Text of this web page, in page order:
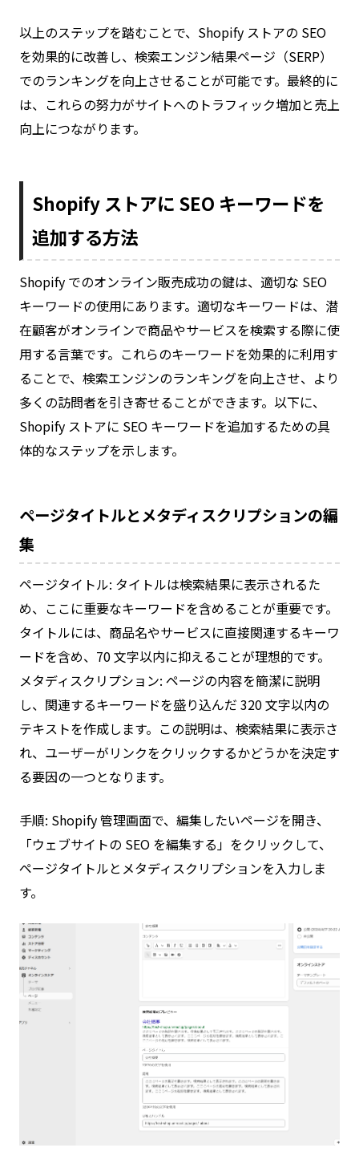
以上のステップを踏むことで、Shopify ストアの SEO
を効果的に改善し、検索エンジン結果ページ（SERP）
でのランキングを向上させることが可能です。最終的に
は、これらの努力がサイトへのトラフィック増加と売上
向上につながります。
Shopify ストアに SEO キーワードを
追加する方法
Shopify でのオンライン販売成功の鍵は、適切な SEO
キーワードの使用にあります。適切なキーワードは、潜
在顧客がオンラインで商品やサービスを検索する際に使
用する言葉です。これらのキーワードを効果的に利用す
ることで、検索エンジンのランキングを向上させ、より
多くの訪問者を引き寄せることができます。以下に、
Shopify ストアに SEO キーワードを追加するための具
体的なステップを示します。
ページタイトルとメタディスクリプションの編
集
ページタイトル: タイトルは検索結果に表示されるた
め、ここに重要なキーワードを含めることが重要です。
タイトルには、商品名やサービスに直接関連するキーワ
ードを含め、70 文字以内に抑えることが理想的です。
メタディスクリプション: ページの内容を簡潔に説明
し、関連するキーワードを盛り込んだ 320 文字以内の
テキストを作成します。この説明は、検索結果に表示さ
れ、ユーザーがリンクをクリックするかどうかを決定す
る要因の一つとなります。
手順: Shopify 管理画面で、編集したいページを開き、
「ウェブサイトの SEO を編集する」をクリックして、
ページタイトルとメタディスクリプションを入力しま
す。